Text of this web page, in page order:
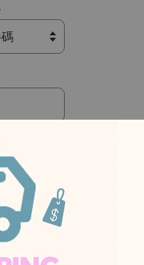
加入購物車